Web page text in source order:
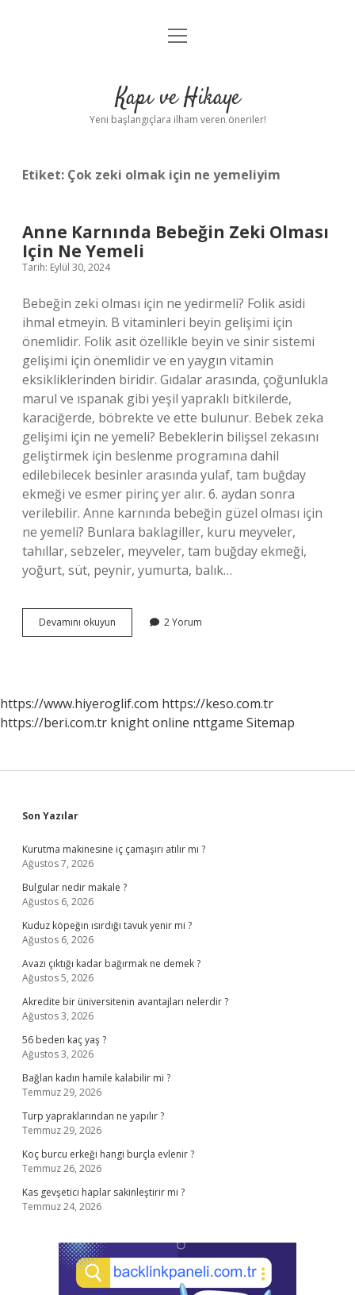
Anasayfa
Yasal Uyarı
menüyü
Kapı ve Hikaye
Yeni başlangıçlara ilham veren öneriler!
Etiket: Çok zeki olmak için ne yemeliyim
Anne Karnında Bebeğin Zeki Olması
Için Ne Yemeli
Tarih: Eylül 30, 2024
Bebeğin zeki olması için ne yedirmeli? Folik asidi
ihmal etmeyin. B vitaminleri beyin gelişimi için
önemlidir. Folik asit özellikle beyin ve sinir sistemi
gelişimi için önemlidir ve en yaygın vitamin
eksikliklerinden biridir. Gıdalar arasında, çoğunlukla
marul ve ıspanak gibi yeşil yapraklı bitkilerde,
karaciğerde, böbrekte ve ette bulunur. Bebek zeka
gelişimi için ne yemeli? Bebeklerin bilişsel zekasını
geliştirmek için beslenme programına dahil
edilebilecek besinler arasında yulaf, tam buğday
ekmeği ve esmer pirinç yer alır. 6. aydan sonra
verilebilir. Anne karnında bebeğin güzel olması için
ne yemeli? Bunlara baklagiller, kuru meyveler,
tahıllar, sebzeler, meyveler, tam buğday ekmeği,
yoğurt, süt, peynir, yumurta, balık…
Devamını okuyun
Karnında
Ne
Yemeli
2 Yorum
https://www.hiyeroglif.com https://keso.com.tr
https://beri.com.tr knight online nttgame Sitemap
Sidebar
Son Yazılar
Kurutma makinesine iç çamaşırı atılır mı ?
Ağustos 7, 2026
Bulgular nedir makale ?
Ağustos 6, 2026
Kuduz köpeğin ısırdığı tavuk yenir mi ?
Ağustos 6, 2026
Avazı çıktığı kadar bağırmak ne demek ?
Ağustos 5, 2026
Akredite bir üniversitenin avantajları nelerdir ?
Ağustos 3, 2026
56 beden kaç yaş ?
Ağustos 3, 2026
Bağlan kadın hamile kalabilir mi ?
Temmuz 29, 2026
Turp yapraklarından ne yapılır ?
Temmuz 29, 2026
Koç burcu erkeği hangi burçla evlenir ?
Temmuz 26, 2026
Kas gevşetici haplar sakinleştirir mi ?
Temmuz 24, 2026